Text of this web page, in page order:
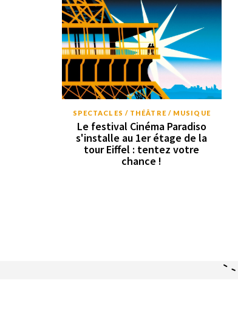
SPECTACLES / THÉÂTRE / MUSIQUE
Le festival Cinéma Paradiso
s'installe au 1er étage de la
tour Eiffel : tentez votre
chance !